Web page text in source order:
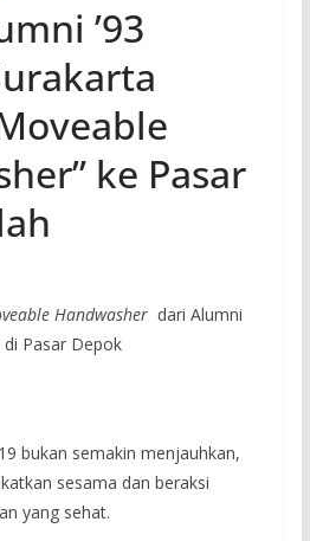
’93
ke Pasar
Handwasherdari Alumni
Pasar Depok
bukan semakin menjauhkan,
sesama dan beraksi
yang sehat.